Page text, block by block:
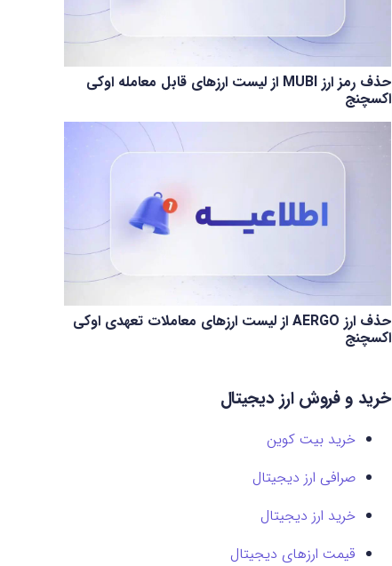
حذف رمز ارز MUBI از لیست ارزهای قابل معامله اوکی
اکسچنج
حذف ارز AERGO از لیست ارزهای معاملات تعهدی اوکی
اکسچنج
خرید و فروش ارز دیجیتال
خرید بیت کوین
صرافی ارز دیجیتال
خرید ارز دیجیتال
قیمت ارزهای دیجیتال